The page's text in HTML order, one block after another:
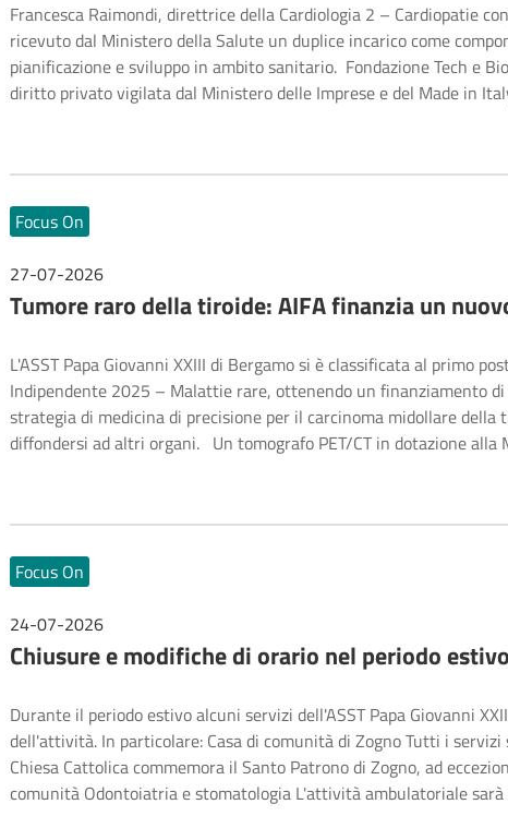
Francesca Raimondi, direttrice della Cardiologia 2 – Cardiopatie
ricevuto dal Ministero della Salute un duplice incarico come
pianificazione e sviluppo in ambito sanitario. Fondazione Tech e
diritto privato vigilata dal Ministero delle Imprese e del Made in
Focus On
27-07-2026
Tumore raro della tiroide: AIFA finanzia un
L'ASST Papa Giovanni XXIII di Bergamo si è classificata al primo
Indipendente 2025 – Malattie rare, ottenendo un finanziamento
strategia di medicina di precisione per il carcinoma midollare
diffondersi ad altri organi. Un tomografo PET/CT in dotazione
Focus On
24-07-2026
Chiusure e modifiche di orario nel periodo estivo
Durante il periodo estivo alcuni servizi dell'ASST Papa Giovanni
dell'attività. In particolare: Casa di comunità di Zogno Tutti i
Chiesa Cattolica commemora il Santo Patrono di Zogno, ad
comunità Odontoiatria e stomatologia L'attività ambulatoriale